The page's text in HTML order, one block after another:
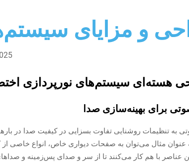
و مزایای
هسته‌ای سیستم‌های نورپردازی
به تنظیمات روشنایی تفاوت بسزایی در کیفیت صدا در
مثال می‌توان به صفحات دیواری خاص، انواع خاصی
عناصر با هم کار می‌کنند تا از سر و صدای پس‌زمینه و